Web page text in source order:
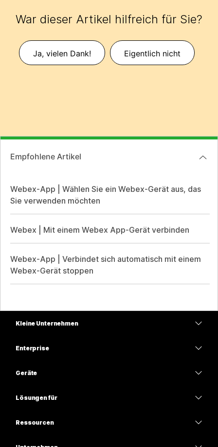
War dieser Artikel hilfreich für Sie?
Ja, vielen Dank! Eigentlich nicht
Empfohlene Artikel
Webex-App | Wählen Sie ein Webex-Gerät aus, das
Sie verwenden möchten
Webex | Mit einem Webex App-Gerät verbinden
Webex-App | Verbindet sich automatisch mit einem
Webex-Gerät stoppen
Kleine Unternehmen
Enterprise
Geräte
Lösungen für
Ressourcen